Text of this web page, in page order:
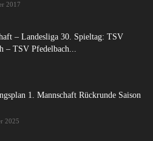
2017
– Landesliga 30. Spieltag: TSV
– TSV Pfedelbach...
1. Mannschaft Rückrunde Saison
2025